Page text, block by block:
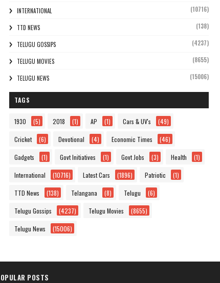
INTERNATIONAL (10716)
TTD NEWS (138)
TELUGU GOSSIPS (4237)
TELUGU MOVIES (8655)
TELUGU NEWS (15006)
TAGS
1930 (5) 2018 (1) AP (1) Cars & UV's (49)
Cricket (6) Devotional (4) Economic Times (46)
Gadgets (1) Govt Initiatives (1) Govt Jobs (3) Health (1)
International (10716) Latest Cars (1896) Patriotic (1)
TTD News (138) Telangana (8) Telugu (6)
Telugu Gossips (4237) Telugu Movies (8655)
Telugu News (15006)
POSTS